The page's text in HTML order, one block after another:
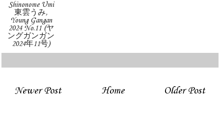
Shinonome Umi
東雲うみ,
Young Gangan
2024 No.11 (ヤ
ングガンガン
2024年11号)
Newer Post Older Post
Home